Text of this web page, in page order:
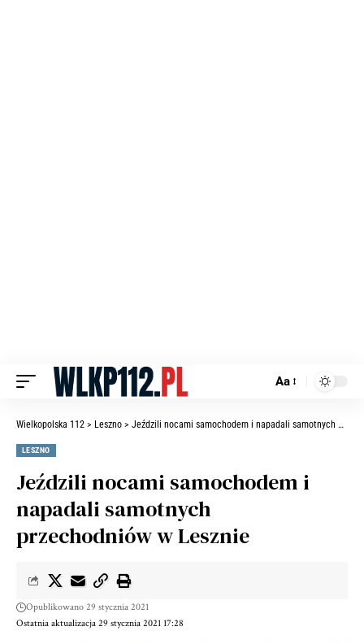
Aa
Wielkopolska 112 > Leszno > Jeździli nocami samochodem i napadali samotnych przechodniów w Lesznie
LESZNO
Jeździli nocami samochodem i
napadali samotnych
przechodniów w Lesznie
Ostatnia aktualizacja 29 stycznia 2021 17:28
Opublikowano 29 stycznia 2021